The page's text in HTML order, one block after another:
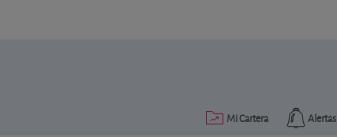
Alertas
Mi Cartera